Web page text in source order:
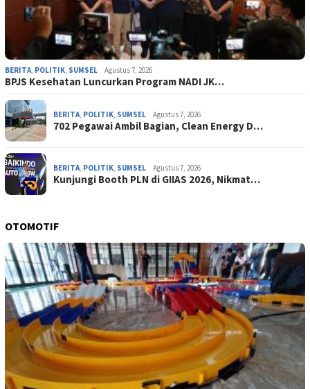
BERITA, POLITIK, SUMSEL Agustus 7, 2026
BPJS Kesehatan Luncurkan Program NADI JK…
BERITA, POLITIK, SUMSEL Agustus 7, 2026
702 Pegawai Ambil Bagian, Clean Energy D…
BERITA, POLITIK, SUMSEL Agustus 7, 2026
Kunjungi Booth PLN di GIIAS 2026, Nikmat…
OTOMOTIF